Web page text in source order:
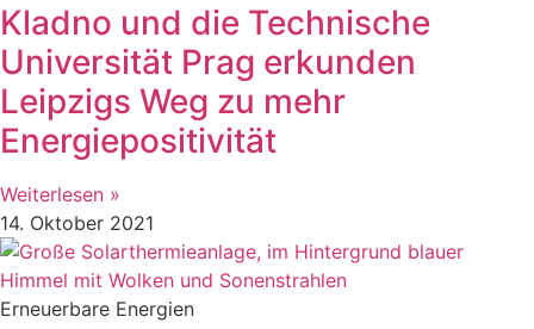
Kladno und die Technische
Universität Prag erkunden
Leipzigs Weg zu mehr
Energiepositivität
Weiterlesen »
14. Oktober 2021
Erneuerbare Energien